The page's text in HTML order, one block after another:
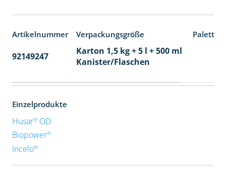
Artikelnummer Verpackungsgröße
92149247
Karton 1,5 kg + 5 l + 500 ml
Kanister/Flaschen
Einzelprodukte
Husar®OD
Biopower®
Incelo®